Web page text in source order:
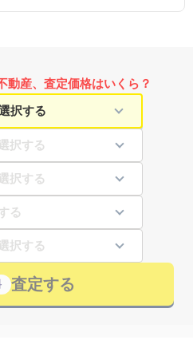
動産、査定価格はいくら？
査定する